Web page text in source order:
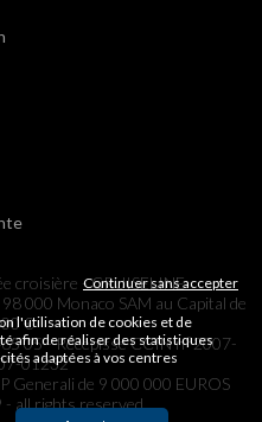
Continuer sans accepter
l'utilisation de cookies et de
afin de réaliser des statistiques
adaptées à vos centres
croisière - CRUISELINE
000 Monaco SAM au Capital de
€
05 - Récépissé CCIN n°2007-
01232
Generali de 9 000 000 EUROS
all rights reserved